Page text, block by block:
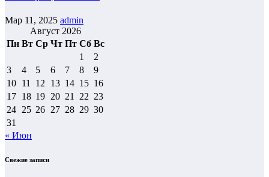
Мар 11, 2025 admin
Август 2026
Пн Вт Ср Чт Пт Сб Вс
1
2
3
4 5 6 7 8
9
10 11 12 13 14 15 16
17 18 19 20 21 22 23
24 25 26 27 28 29 30
31
« Июн
Свежие записи